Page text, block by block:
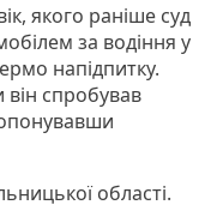
якого раніше суд
за водіння у
напідпитку.
спробував
області.